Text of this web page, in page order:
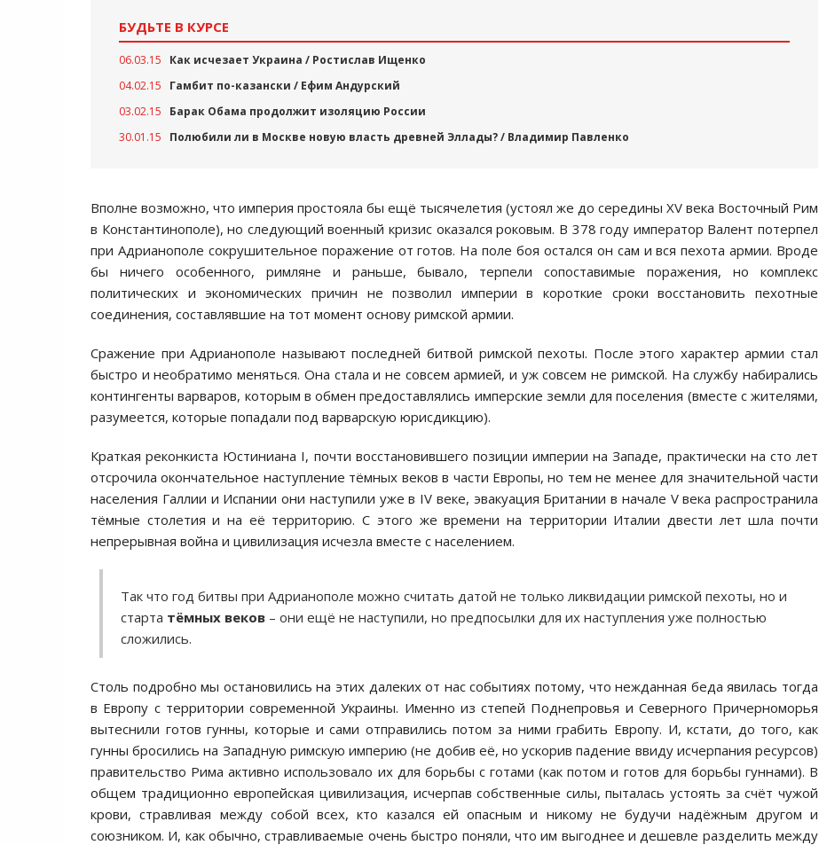
БУДЬТЕ В КУРСЕ
06.03.15
Как исчезает Украина / Ростислав Ищенко
04.02.15
Гамбит по-казански / Ефим Андурский
03.02.15
Барак Обама продолжит изоляцию России
30.01.15
Полюбили ли в Москве новую власть древней Эллады? / Владимир Павленко
Вполне возможно, что империя простояла бы ещё тысячелетия (устоял же до середины XV века Восточный Рим
в Константинополе), но следующий военный кризис оказался роковым. В 378 году император Валент потерпел
при Адрианополе сокрушительное поражение от готов. На поле боя остался он сам и вся пехота армии. Вроде
бы ничего особенного, римляне и раньше, бывало, терпели сопоставимые поражения, но комплекс
политических и экономических причин не позволил империи в короткие сроки восстановить пехотные
соединения, составлявшие на тот момент основу римской армии.
Сражение при Адрианополе называют последней битвой римской пехоты. После этого характер армии стал
быстро и необратимо меняться. Она стала и не совсем армией, и уж совсем не римской. На службу набирались
контингенты варваров, которым в обмен предоставлялись имперские земли для поселения (вместе с жителями,
разумеется, которые попадали под варварскую юрисдикцию).
Краткая реконкиста Юстиниана I, почти восстановившего позиции империи на Западе, практически на сто лет
отсрочила окончательное наступление тёмных веков в части Европы, но тем не менее для значительной части
населения Галлии и Испании они наступили уже в IV веке, эвакуация Британии в начале V века распространила
тёмные столетия и на её территорию. С этого же времени на территории Италии двести лет шла почти
непрерывная война и цивилизация исчезла вместе с населением.
Так что год битвы при Адрианополе можно считать датой не только ликвидации римской пехоты, но и
старта тёмных веков – они ещё не наступили, но предпосылки для их наступления уже полностью
сложились.
Столь подробно мы остановились на этих далеких от нас событиях потому, что нежданная беда явилась тогда
в Европу с территории современной Украины. Именно из степей Поднепровья и Северного Причерноморья
вытеснили готов гунны, которые и сами отправились потом за ними грабить Европу. И, кстати, до того, как
гунны бросились на Западную римскую империю (не добив её, но ускорив падение ввиду исчерпания ресурсов)
правительство Рима активно использовало их для борьбы с готами (как потом и готов для борьбы гуннами). В
общем традиционно европейская цивилизация, исчерпав собственные силы, пыталась устоять за счёт чужой
крови, стравливая между собой всех, кто казался ей опасным и никому не будучи надёжным другом и
союзником. И, как обычно, стравливаемые очень быстро поняли, что им выгоднее и дешевле разделить между